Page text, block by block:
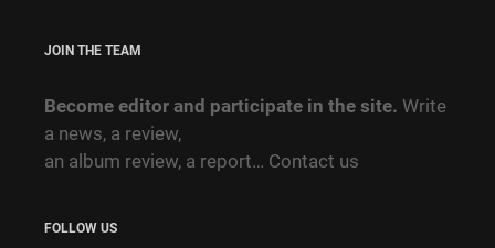
JOIN THE TEAM
Become editor and participate in the site. Write
a news, a review,
an album review, a report… Contact us
FOLLOW US